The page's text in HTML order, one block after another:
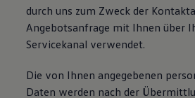
durch uns zum Zweck der
Angebotsanfrage mit Ihnen über
Servicekanal verwendet.
Die von Ihnen angegebenen
Daten werden nach der